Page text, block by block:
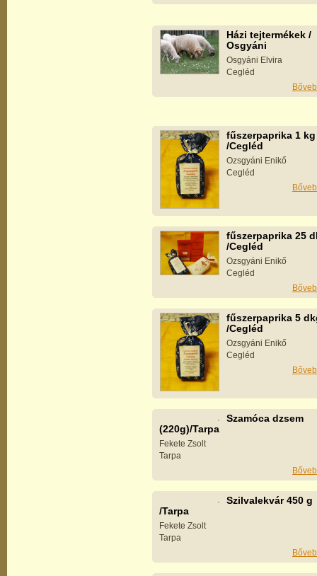
Házi tejtermékek /
Osgyáni
Osgyáni Elvira
Cegléd
fűszerpaprika 1 kg
/Cegléd
Ozsgyáni Enikő
Cegléd
fűszerpaprika 25
/Cegléd
Ozsgyáni Enikő
Cegléd
fűszerpaprika 5
/Cegléd
Ozsgyáni Enikő
Cegléd
Szamóca dzsem
(220g)/Tarpa
Fekete Zsolt
Tarpa
Szilvalekvár 450 g
/Tarpa
Fekete Zsolt
Tarpa